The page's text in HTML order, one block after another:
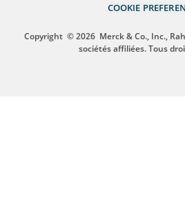
COOKIE
Copyright © 2026 Merck & Co., Inc.,
sociétés affiliées. Tous